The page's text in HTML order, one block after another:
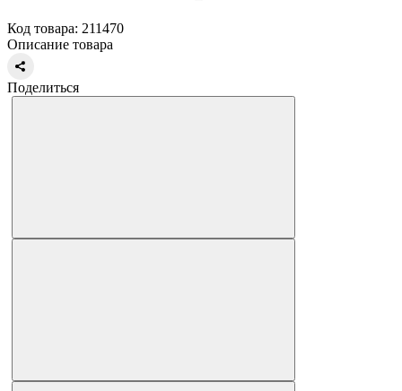
Код товара: 211470
Описание товара
Поделиться